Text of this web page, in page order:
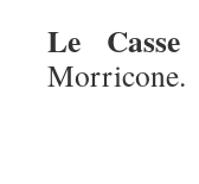
Le Casse
Morricone.